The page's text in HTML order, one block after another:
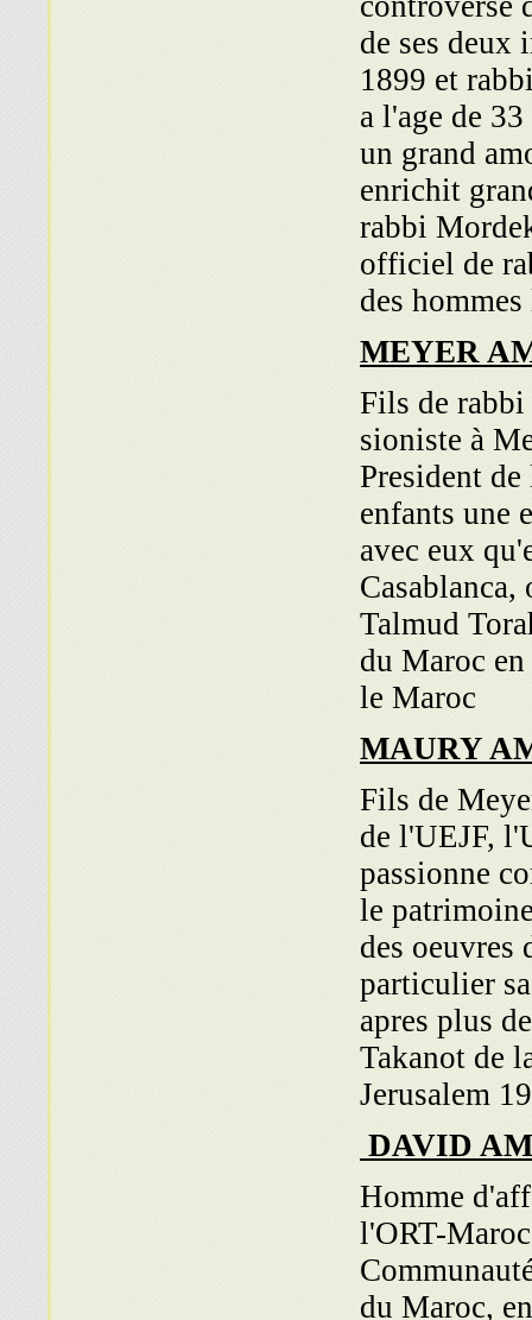
de ses deux
1899 et
a l'age de
un grand
enrichit
rabbi
officiel de
des
MEYER
Fils de
sioniste à
President
enfants une
avec eux
Talmud
du Maroc
le Maroc
MAURY
Fils de
de l'UEJF,
passionne
le
des oeuvres
particulier
apres plus
Takanot de
Jerusalem
DAVID
Homme
l'ORT-
du Maroc,